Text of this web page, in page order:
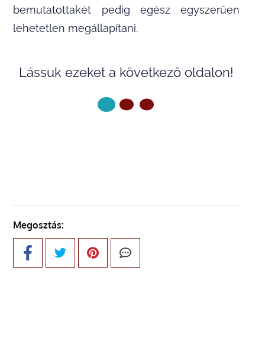
bemutatottakét pedig egész egyszerűen
lehetetlen megállapítani.
Lássuk ezeket a következő oldalon!
Megosztás: